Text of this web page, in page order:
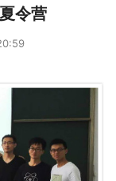
令营